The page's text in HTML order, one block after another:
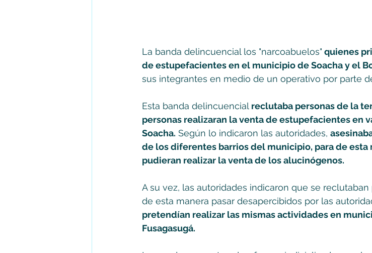
La banda delincuencial los "narcoabuelos" quienes
de estupefacientes en el municipio de Soacha y el
sus integrantes en medio de un operativo por parte
Esta banda delincuencial reclutaba personas de la
personas realizaran la venta de estupefacientes en
Soacha. Según lo indicaron las autoridades,
de los diferentes barrios del municipio, para de esta
pudieran realizar la venta de los alucinógenos.
A su vez, las autoridades indicaron que se
de esta manera pasar desapercibidos por las
pretendían realizar las mismas actividades en
Fusagasugá.